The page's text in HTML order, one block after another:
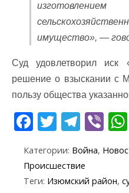
имущество», —
Суд удовлетворил иск
решение о взыскании с
пользу общества
F
e
b
T
itt
er
T
el
e
gr
Vi
er
Категории: Война,
Происшествие
Теги: Изюмский район,